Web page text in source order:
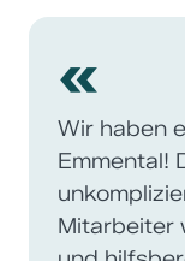
«
Wir haben
Emmental!
Mitarbeiter